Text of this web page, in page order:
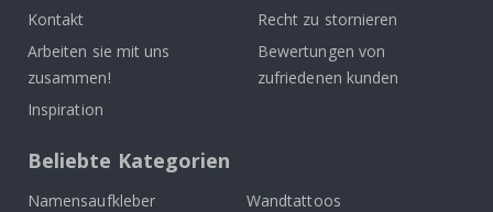
Kontakt
Arbeiten sie mit uns
zusammen!
Inspiration
Recht zu stornieren
Bewertungen von
zufriedenen kunden
Beliebte Kategorien
Namensaufkleber
Wandtattoos